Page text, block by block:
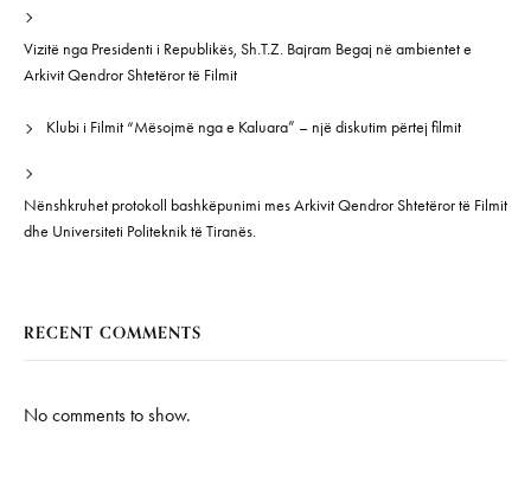
Vizitë nga Presidenti i Republikës, Sh.T.Z. Bajram Begaj në ambientet e
Arkivit Qendror Shtetëror të Filmit
Klubi i Filmit “Mësojmë nga e Kaluara” – një diskutim përtej filmit
Nënshkruhet protokoll bashkëpunimi mes Arkivit Qendror Shtetëror të Filmit
dhe Universiteti Politeknik të Tiranës.
RECENT COMMENTS
No comments to show.